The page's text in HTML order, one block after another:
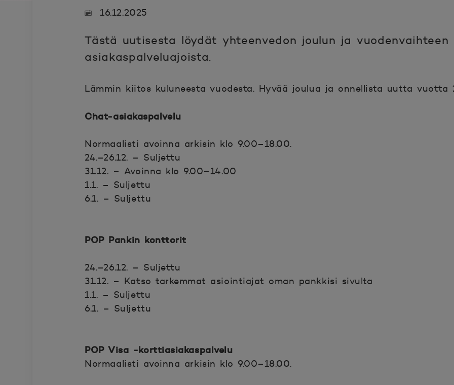
16.12.2025
Tästä uutisesta löydät yhteenvedon joulun ja vuodenvaihteen
asiakaspalveluajoista.
Lämmin kiitos kuluneesta vuodesta. Hyvää joulua ja onnellista uutta vuotta
Chat-asiakaspalvelu
Normaalisti avoinna arkisin klo 9.00–18.00.
24.–26.12. – Suljettu
31.12. – Avoinna klo 9.00–14.00
1.1. – Suljettu
6.1. – Suljettu
POP Pankin konttorit
24.–26.12. – Suljettu
31.12. – Katso tarkemmat asiointiajat oman pankkisi sivulta
1.1. – Suljettu
6.1. – Suljettu
POP Visa -korttiasiakaspalvelu
Normaalisti avoinna arkisin klo 9.00–18.00.